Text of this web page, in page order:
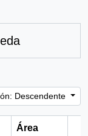
Descendente
Área